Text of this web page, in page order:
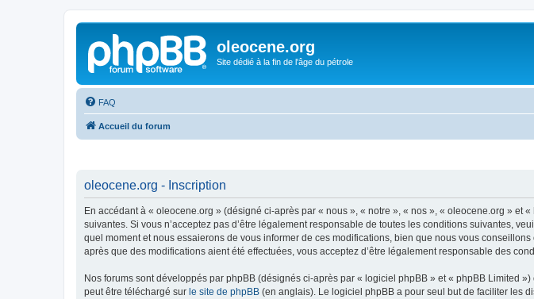
oleocene.org
Site dédié à la fin de l'âge du pétrole
FAQ
Accueil du forum
oleocene.org - Inscription
En accédant à « oleocene.org » (désigné ci-après par « nous », « notre », « nos », « oleocene.org »
suivantes. Si vous n’acceptez pas d’être légalement responsable de toutes les conditions suivantes,
quel moment et nous essaierons de vous informer de ces modifications, bien que nous vous
après que des modifications aient été effectuées, vous acceptez d’être légalement responsable des
Nos forums sont développés par phpBB (désignés ci-après par « logiciel phpBB » et « phpBB Limited
peut être téléchargé sur le site de phpBB (en anglais). Le logiciel phpBB a pour seul but de faciliter les